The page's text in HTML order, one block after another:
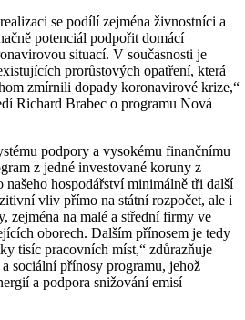
se podílí zejména živnostníci a
potenciál podpořit domácí
situací. V současnosti je
prorůstových opatření, která
zmírnili dopady koronavirové krize,“
Richard Brabec o programu Nová
podpory a vysokému finančnímu
z jedné investované koruny z
našeho hospodářství minimálně tři další
vliv přímo na státní rozpočet, ale i
zejména na malé a střední firmy ve
oborech. Dalším přínosem je tedy
tisíc pracovních míst,“ zdůrazňuje
sociální přínosy programu, jehož
a podpora snižování emisí